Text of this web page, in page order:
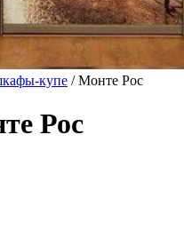
купе / Монте Рос
Рос